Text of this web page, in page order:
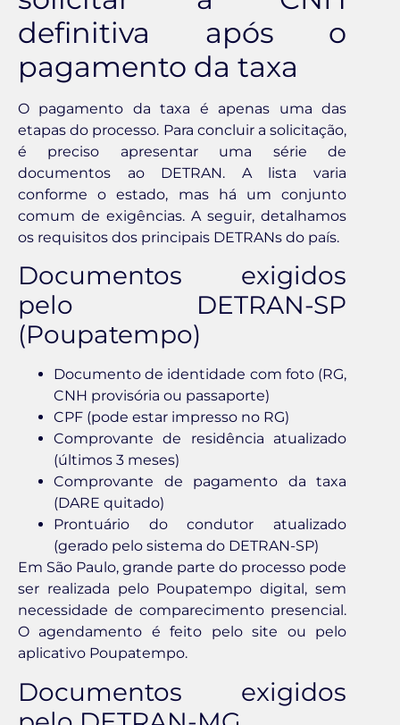
definitiva após o
pagamento da taxa
O pagamento da taxa é apenas uma das
etapas do processo. Para concluir a solicitação,
é preciso apresentar uma série de
documentos ao DETRAN. A lista varia
conforme o estado, mas há um conjunto
comum de exigências. A seguir, detalhamos
os requisitos dos principais DETRANs do país.
Documentos exigidos
pelo DETRAN-SP
(Poupatempo)
Documento de identidade com foto (RG,
CNH provisória ou passaporte)
CPF (pode estar impresso no RG)
Comprovante de residência atualizado
(últimos 3 meses)
Comprovante de pagamento da taxa
(DARE quitado)
Prontuário do condutor atualizado
(gerado pelo sistema do DETRAN-SP)
Em São Paulo, grande parte do processo pode
ser realizada pelo Poupatempo digital, sem
necessidade de comparecimento presencial.
O agendamento é feito pelo site ou pelo
aplicativo Poupatempo.
Documentos exigidos